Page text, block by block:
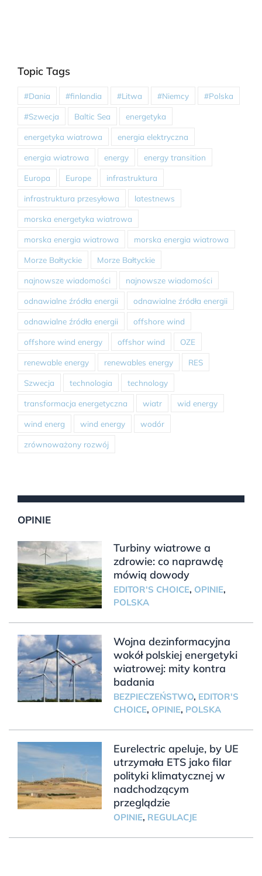
Topic Tags
#Dania #finlandia #Litwa #Niemcy #Polska
#Szwecja Baltic Sea energetyka
energetyka wiatrowa energia elektryczna
energia wiatrowa energy energy transition
Europa Europe infrastruktura
infrastruktura przesyłowa latestnews
morska energetyka wiatrowa
morska energia wiatrowa morska energia wiatrowa
Morze Bałtyckie Morze Bałtyckie
najnowsze wiadomości najnowsze wiadomości
odnawialne źródła energii odnawialne źródła energii
odnawialne źródła energii offshore wind
offshore wind energy offshor wind OZE
renewable energy renewables energy RES
Szwecja technologia technology
transformacja energetyczna wiatr wid energy
wind energ wind energy wodór
zrównoważony rozwój
OPINIE
Turbiny wiatrowe a
zdrowie: co naprawdę
mówią dowody
EDITOR'S CHOICE, OPINIE,
POLSKA
Wojna dezinformacyjna
wokół polskiej energetyki
wiatrowej: mity kontra
badania
BEZPIECZEŃSTWO, EDITOR'S
CHOICE, OPINIE, POLSKA
Eurelectric apeluje, by UE
utrzymała ETS jako filar
polityki klimatycznej w
nadchodzącym
przeglądzie
OPINIE, REGULACJE